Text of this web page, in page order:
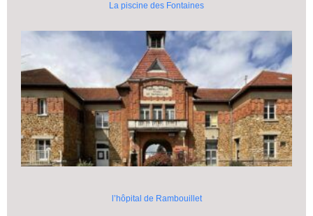
La piscine des Fontaines
l’hôpital de Rambouillet